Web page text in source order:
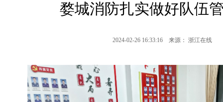
婺城消防扎实做好队伍
2024-02-26 16:33:16 来源： 浙江在线